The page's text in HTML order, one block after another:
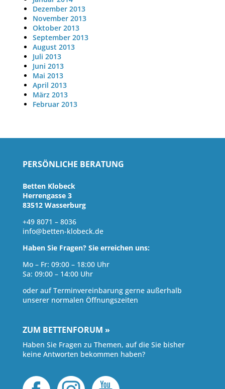
Dezember 2013
November 2013
Oktober 2013
September 2013
August 2013
Juli 2013
Juni 2013
Mai 2013
April 2013
März 2013
Februar 2013
PERSÖNLICHE BERATUNG
Betten Klobeck
Herrengasse 3
83512 Wasserburg
+49 8071 – 8036
info@betten-klobeck.de
Haben Sie Fragen? Sie erreichen uns:
Mo – Fr: 09:00 – 18:00 Uhr
Sa: 09:00 – 14:00 Uhr
oder auf Terminvereinbarung gerne außerhalb
unserer normalen Öffnungszeiten
ZUM BETTENFORUM »
Haben Sie Fragen zu Themen, auf die Sie bisher
keine Antworten bekommen haben?